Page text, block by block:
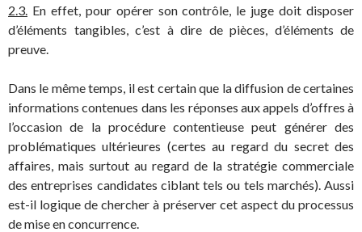
2.3. En effet, pour opérer son contrôle, le juge doit disposer
d’éléments tangibles, c’est à dire de pièces, d’éléments de
preuve.
Dans le même temps, il est certain que la diffusion de certaines
informations contenues dans les réponses aux appels d’offres à
l’occasion de la procédure contentieuse peut générer des
problématiques ultérieures (certes au regard du secret des
affaires, mais surtout au regard de la stratégie commerciale
des entreprises candidates ciblant tels ou tels marchés). Aussi
est-il logique de chercher à préserver cet aspect du processus
de mise en concurrence.